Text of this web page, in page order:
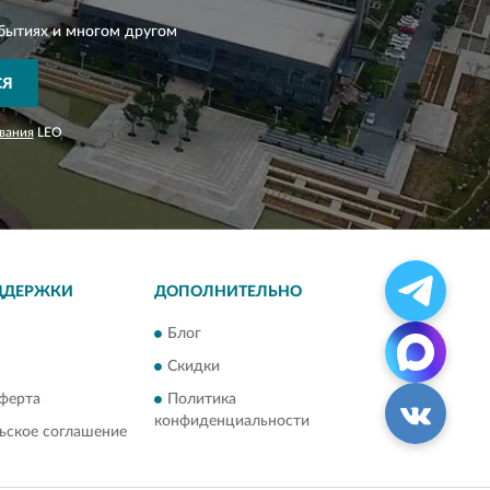
и многом другом
LEO
соглашение
ДОПОЛНИТЕЛЬНО
Блог
Скидки
Политика
конфиденциальности